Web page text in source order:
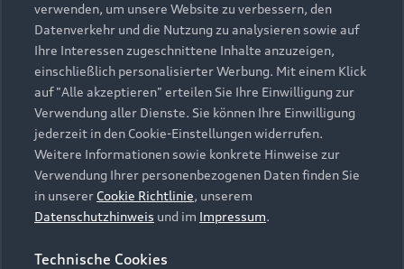
Modelle vergleichen
Elektromodelle
Plug-in-Hybride
Neuwagensuche
Gebrauchtwagensuche
Gebrauchtwagen
Finanzierung
Aktionen & Angebote
Geschäftskunden
Service & Zubehör
Saisonale Angebote
Audi Services
Garantie
Audi digital services
myAudi
Support
Kundenservice
Händlersuche
Audi Code
Über Audi
Unternehmen
Karriere
Investor Relations
verwenden, um unsere Website zu verbessern, den
Datenverkehr und die Nutzung zu analysieren sowie auf
Ihre Interessen zugeschnittene Inhalte anzuzeigen,
einschließlich personalisierter Werbung. Mit einem Klick
auf "Alle akzeptieren" erteilen Sie Ihre Einwilligung zur
Verwendung aller Dienste. Sie können Ihre Einwilligung
jederzeit in den Cookie-Einstellungen widerrufen.
Weitere Informationen sowie konkrete Hinweise zur
Verwendung Ihrer personenbezogenen Daten finden Sie
in unserer Cookie Richtlinie, unserem
Datenschutzhinweis und im Impressum.
Technische Cookies